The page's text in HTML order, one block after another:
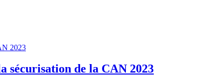
sécurisation de la CAN 2023